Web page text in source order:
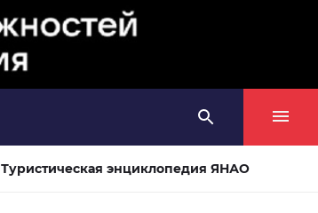
Туристическая энциклопедия ЯНАО